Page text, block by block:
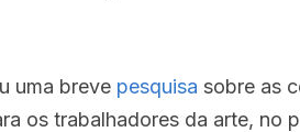
uma breve pesquisa sobre as
os trabalhadores da arte, no